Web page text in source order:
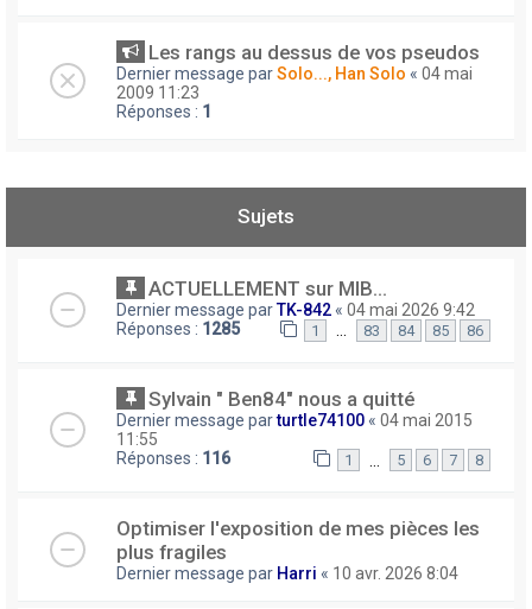
Les rangs au dessus de vos pseudos
Dernier message parSolo..., Han Solo « 04 mai
2009 11:23
Réponses : 1
Sujets
ACTUELLEMENT sur MIB...
Dernier message parTK-842 « 04 mai 2026 9:42
Réponses : 1285 1 … 83 84 85 86
Sylvain " Ben84" nous a quitté
Dernier message parturtle74100 « 04 mai 2015
11:55
Réponses : 116 1 5 6 7 8
Optimiser l'exposition de mes pièces les
plus fragiles
Dernier message par Harri « 10 avr. 2026 8:04